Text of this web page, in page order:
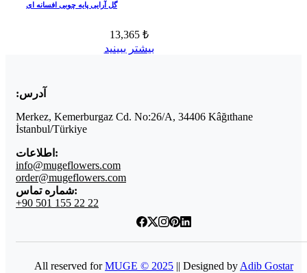
گل آرایی پایه چوبی افسانه ای
13,365 ₺
بیشتر ببینید
آدرس:
Merkez, Kemerburgaz Cd. No:26/A, 34406 Kâğıthane
İstanbul/Türkiye
اطلاعات:
info@mugeflowers.com
order@mugeflowers.com
شماره تماس:
+90 501 155 22 22
All reserved forMUGE © 2025 || Designed by Adib Gostar